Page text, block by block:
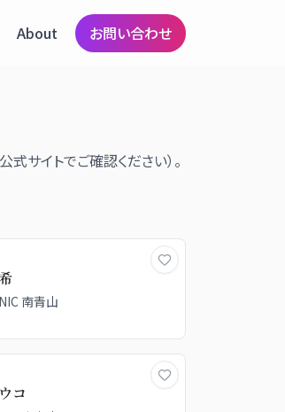
About お問い合わせ
サイトでご確認ください）。
南青山
コ